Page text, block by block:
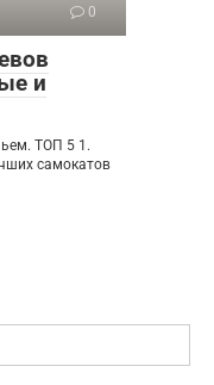
0
и
ТОП 5 1.
самокатов